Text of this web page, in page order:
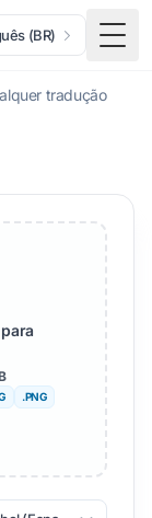
(BR)
tradução
.PNG